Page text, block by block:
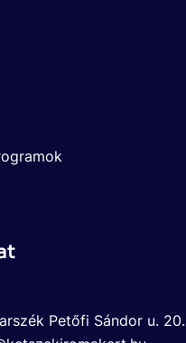
Petőfi Sándor u. 20.